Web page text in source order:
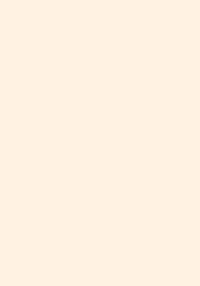
metode kontrasepsi hormonal yang
3 bulan untuk membantu